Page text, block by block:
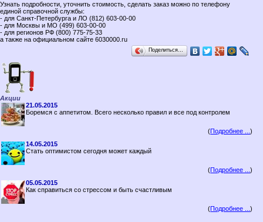
Узнать подробности, уточнить стоимость, сделать заказ можно по телефону
единой справочной службы:
- для Санкт-Петербурга и ЛО (812) 603-00-00
- для Москвы и МО (499) 603-00-00
- для регионов РФ (800) 775-75-33
а также на официальном сайте 6030000.ru
Поделиться…
Акции
21.05.2015
Боремся с аппетитом. Всего несколько правил и все под контролем
(Подробнее ...)
14.05.2015
Стать оптимистом сегодня может каждый
(Подробнее ...)
05.05.2015
Как справиться со стрессом и быть счастливым
(Подробнее ...)